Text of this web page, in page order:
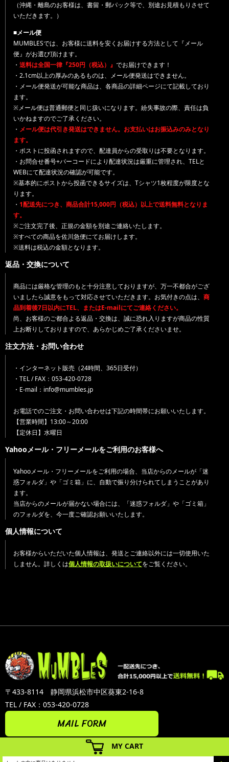
MY CART
（沖縄・離島のお客様は、書留・郵パック等で、別途お見積もりさせて
いただきます。）
■メール便
MUMBLESでは、お客様に送料を安くお届けする方法として『メール
便』がお選び頂けます。
・ 送料は全国一律『250円（税込）』 でお届けできます！
・2.1cm以上の厚みのあるものは、メール便発送はできません。
・メール便発送が可能な商品は、各商品の詳細ページにて記載しており
ます。
※メール便は普通郵便と同じ扱いになります。紛失事故の際、責任は負
いかねますのでご了承ください。
・ メール便は代引き発送はできません。お支払いはお振込みのみとなり
ます。
・ポストに投函されますので、配達員からの受取りは不要となります。
・お問合せ番号+バーコードにより配達状況は厳重に管理され、TELと
WEBにて配達状況の確認が可能です。
※基本的にポストから投函できるサイズは、Tシャツ1枚程度が限度とな
ります。
・ 1配送先につき、商品合計15,000円（税込）以上で送料無料となりま
す。
※ご注文完了後、正規の金額を別途ご連絡いたします。
※すべての商品を佐川急便にてお届けします。
※送料は税込の金額となります。
返品・交換について
商品には厳格な管理のもと十分注意しておりますが、万一不都合がござ
いましたら誠意をもって対応させていただきます。お気付きの点は、 商
品到着後7日以内にTEL、またはE-mailにてご連絡ください。
尚、お客様のご都合よる返品・交換は、誠に恐れ入りますが商品の性質
上お断りしておりますので、あらかじめご了承くださいませ。
注文方法・お問い合わせ
・インターネット販売（24時間、365日受付）
・TEL / FAX：053-420-0728
・E-mail：info@mumbles.jp
お電話でのご注文・お問い合わせは下記の時間帯にお願いいたします。
【営業時間】13:00～20:00
【定休日】水曜日
Yahooメール・フリーメールをご利用のお客様へ
Yahooメール・フリーメールをご利用の場合、当店からのメールが「迷
惑フォルダ」や「ゴミ箱」に、自動で振り分けられてしまうことがあり
ます。
当店からのメールが届かない場合には、「迷惑フォルダ」や「ゴミ箱」
のフォルダを、今一度ご確認お願いいたします。
個人情報について
お客様からいただいた個人情報は、発送とご連絡以外には一切使用いた
しません。詳しくは個人情報の取扱いについてをご覧ください。
〒433-8114 静岡県浜松市中区葵東2-16-8
TEL / FAX：053-420-0728
MAIL FORM